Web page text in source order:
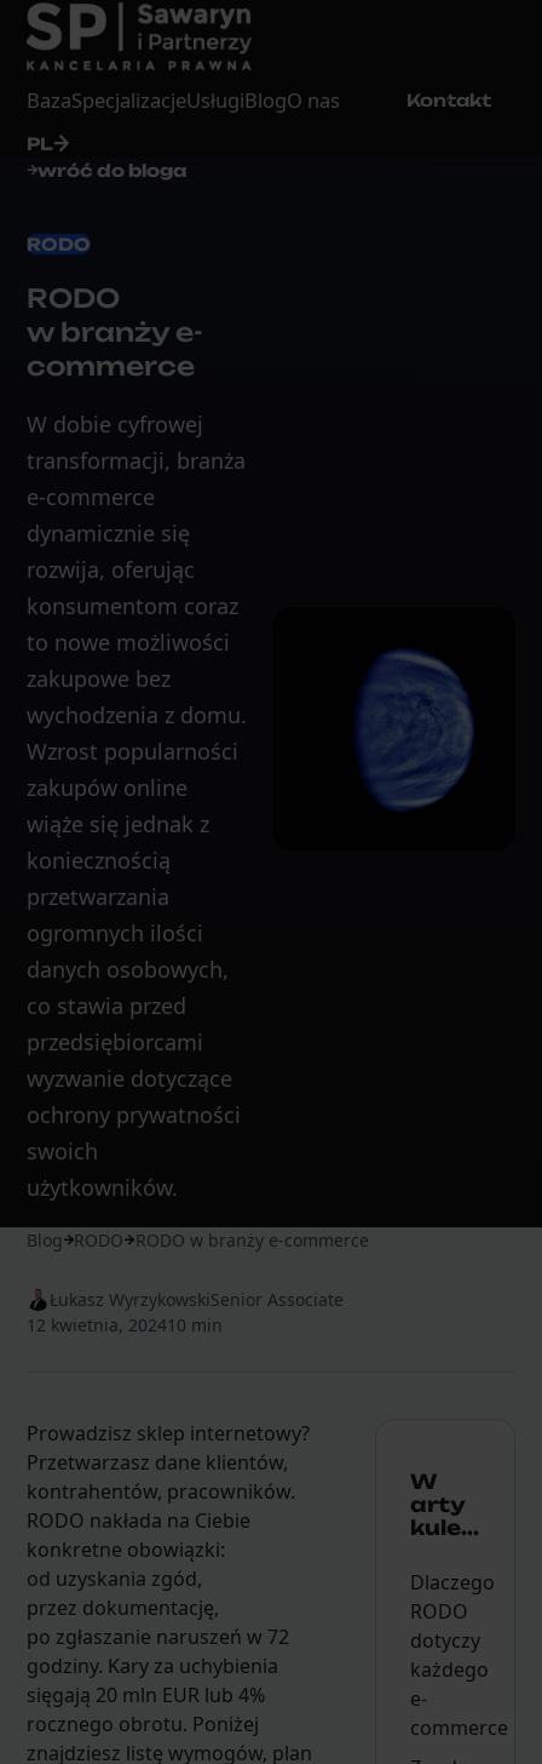
BazaSpecjalizacjeUsługiBlogO nas Kontakt
PL
wróć do bloga
RODO
RODO
w branży e-
commerce
W dobie cyfrowej
transformacji, branża
e-commerce
dynamicznie się
rozwija, oferując
konsumentom coraz
to nowe możliwości
zakupowe bez
wychodzenia z domu.
Wzrost popularności
zakupów online
wiąże się jednak z
koniecznością
przetwarzania
ogromnych ilości
danych osobowych,
co stawia przed
przedsiębiorcami
wyzwanie dotyczące
ochrony prywatności
swoich
użytkowników.
Blog RODO RODO w branży e-commerce
Łukasz WyrzykowskiSenior Associate
12 kwietnia, 202410 min
Prowadzisz sklep internetowy?
Przetwarzasz dane klientów,
kontrahentów, pracowników.
RODO nakłada na Ciebie
konkretne obowiązki:
od uzyskania zgód,
przez dokumentację,
po zgłaszanie naruszeń w 72
godziny. Kary za uchybienia
sięgają 20 mln EUR lub 4%
rocznego obrotu. Poniżej
znajdziesz listę wymogów, plan
W
arty
kule...
Dlaczego
RODO
dotyczy
każdego
e-
commerce